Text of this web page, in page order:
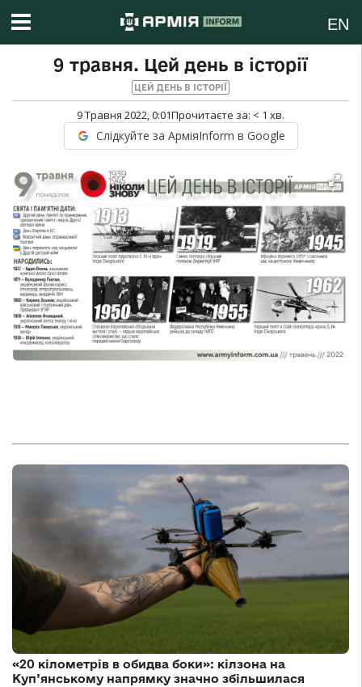
EN
9 травня. Цей день в історії
ЦЕЙ ДЕНЬ В ІСТОРІЇ
9 Травня 2022, 0:01Прочитаєте за: < 1 хв.
Слідкуйте за АрміяInform в Google
«20 кілометрів в обидва боки»: кілзона на
Куп’янському напрямку значно збільшилася